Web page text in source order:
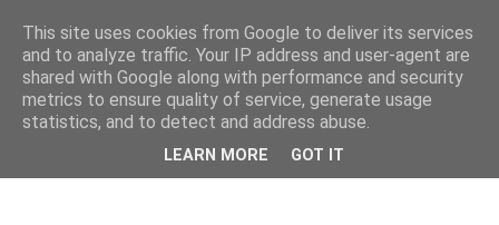
This site uses cookies from Google to deliver its services
and to analyze traffic. Your IP address and user-agent are
shared with Google along with performance and security
metrics to ensure quality of service, generate usage
statistics, and to detect and address abuse.
LEARN MORE GOT IT